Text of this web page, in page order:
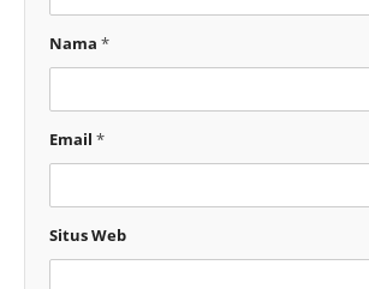
Nama *
Email *
Situs Web